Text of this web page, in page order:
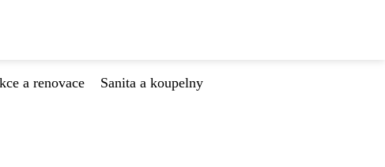
a renovace
Sanita a koupelny